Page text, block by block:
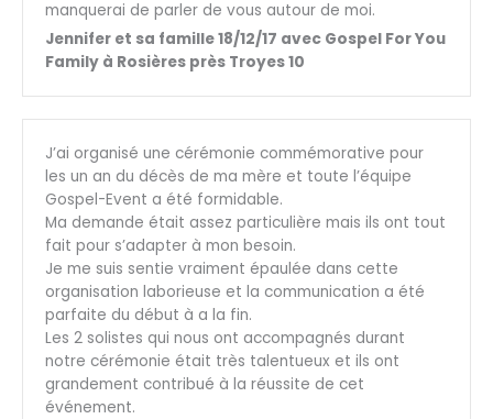
manquerai de parler de vous autour de moi.
Jennifer et sa famille 18/12/17 avec Gospel For You
Family à Rosières près Troyes 10
J’ai organisé une cérémonie commémorative pour
les un an du décès de ma mère et toute l’équipe
Gospel-Event a été formidable.
Ma demande était assez particulière mais ils ont tout
fait pour s’adapter à mon besoin.
Je me suis sentie vraiment épaulée dans cette
organisation laborieuse et la communication a été
parfaite du début à a la fin.
Les 2 solistes qui nous ont accompagnés durant
notre cérémonie était très talentueux et ils ont
grandement contribué à la réussite de cet
événement.